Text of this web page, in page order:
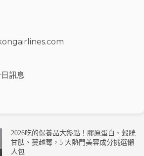
訊息
2026吃的保養品大盤點！膠原蛋白、穀胱
甘肽、蔓越莓，5 大熱門美容成分挑選懶
人包